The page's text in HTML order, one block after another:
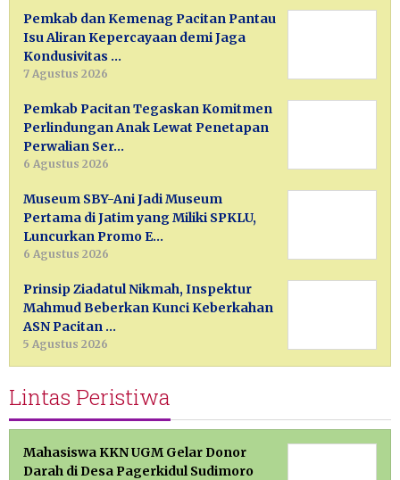
Pemkab dan Kemenag Pacitan Pantau
Isu Aliran Kepercayaan demi Jaga
Kondusivitas …
7 Agustus 2026
Pemkab Pacitan Tegaskan Komitmen
Perlindungan Anak Lewat Penetapan
Perwalian Ser…
6 Agustus 2026
Museum SBY-Ani Jadi Museum
Pertama di Jatim yang Miliki SPKLU,
Luncurkan Promo E…
6 Agustus 2026
Prinsip Ziadatul Nikmah, Inspektur
Mahmud Beberkan Kunci Keberkahan
ASN Pacitan …
5 Agustus 2026
Lintas Peristiwa
Mahasiswa KKN UGM Gelar Donor
Darah di Desa Pagerkidul Sudimoro